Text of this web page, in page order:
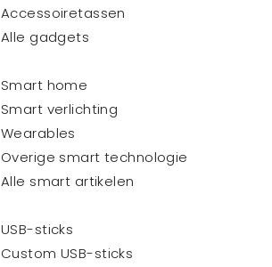
Accessoiretassen
Alle gadgets
Smart home
Smart verlichting
Wearables
Overige smart technologie
Alle smart artikelen
USB-sticks
Custom USB-sticks